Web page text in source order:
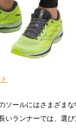
ソールにはさまざまな
いランナーでは、選